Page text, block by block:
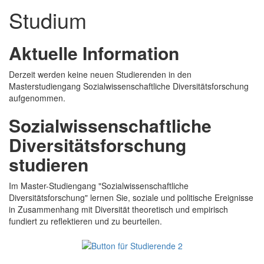
Studium
Aktuelle Information
Derzeit werden keine neuen Studierenden in den
Masterstudiengang Sozialwissenschaftliche Diversitätsforschung
aufgenommen.
Sozialwissenschaftliche
Diversitätsforschung
studieren
Im Master-Studiengang "Sozialwissenschaftliche
Diversitätsforschung" lernen Sie, soziale und politische Ereignisse
in Zusammenhang mit Diversität theoretisch und empirisch
fundiert zu reflektieren und zu beurteilen.